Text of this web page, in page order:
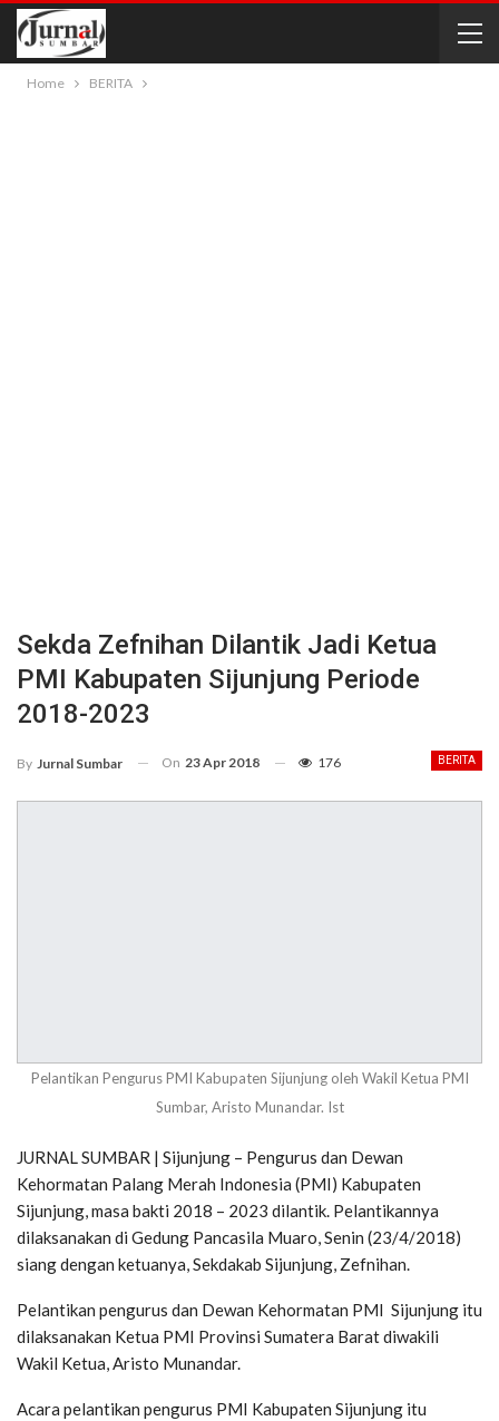
Home BERITA
Sekda Zefnihan Dilantik Jadi Ketua
PMI Kabupaten Sijunjung Periode
2018-2023
BERITA
By Jurnal Sumbar On 23 Apr 2018 176
Pelantikan Pengurus PMI Kabupaten Sijunjung oleh Wakil Ketua PMI
Sumbar, Aristo Munandar. Ist
JURNAL SUMBAR | Sijunjung – Pengurus dan Dewan
Kehormatan Palang Merah Indonesia (PMI) Kabupaten
Sijunjung, masa bakti 2018 – 2023 dilantik. Pelantikannya
dilaksanakan di Gedung Pancasila Muaro, Senin (23/4/2018)
siang dengan ketuanya, Sekdakab Sijunjung, Zefnihan.
Pelantikan pengurus dan Dewan Kehormatan PMI Sijunjung itu
dilaksanakan Ketua PMI Provinsi Sumatera Barat diwakili
Wakil Ketua, Aristo Munandar.
Acara pelantikan pengurus PMI Kabupaten Sijunjung itu